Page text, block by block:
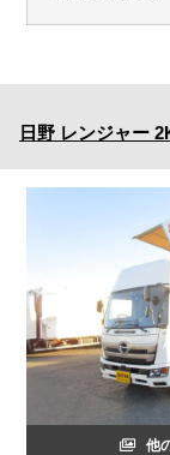
日野 レンジャー
他